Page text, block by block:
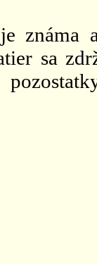
známa
sa